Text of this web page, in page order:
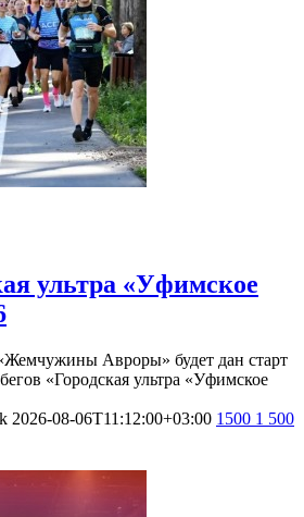
ультра «Уфимское
«Жемчужины Авроры» будет дан старт
«Городская ультра «Уфимское
2026-08-06T11:12:00+03:00 1500 1 500